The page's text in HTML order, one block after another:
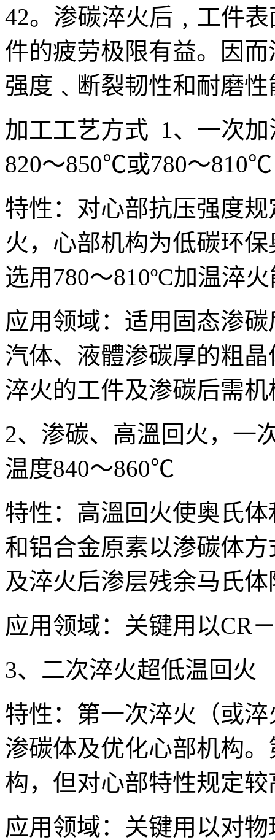
42。渗碳淬火后﹐工件
件的疲劳极限有益。因
强度﹑断裂韧性和耐磨
加工工艺方式 1、一次
820～850℃或780～810℃
特性：对心部抗压强度规
火，心部机构为低碳环
选用780～810ºC加温淬
应用领域：适用固态渗
汽体、液體渗碳厚的粗
淬火的工件及渗碳后需
2、渗碳、高溫回火，一
温度840～860℃
特性：高溫回火使奥氏
和铝合金原素以渗碳体
及淬火后渗层残余马氏体
应用领域：关键用以CR
3、二次淬火超低温回火
特性：第一次淬火（或
渗碳体及优化心部机构
构，但对心部特性规定
应用领域：关键用以对